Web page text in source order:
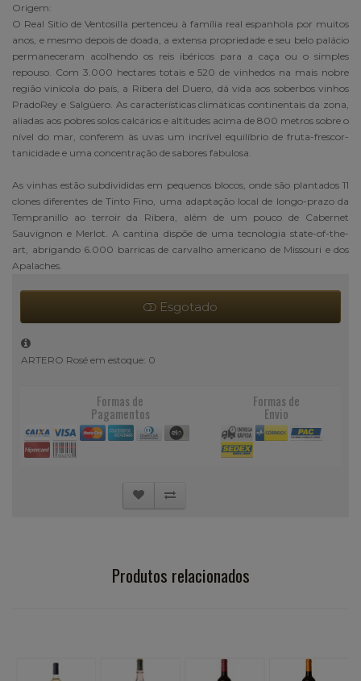
Origem:
O Real Sitio de Ventosilla pertenceu à família real espanhola por muitos
anos, e mesmo depois de doada, a extensa propriedade e seu belo palácio
permaneceram acolhendo os reis ibéricos para a caça ou o simples
repouso. Com 3.000 hectares totais e 520 de vinhedos na mais nobre
região vinícola do país, a Ribera del Duero, dá vida aos soberbos vinhos
PradoRey e Salgüero. As características climáticas continentais da zona,
aliadas aos pobres solos calcários e altitudes acima de 800 metros sobre o
nível do mar, conferem às uvas um incrível equilíbrio de fruta-frescor-
tanicidade e uma concentração de sabores fabulosa.
As vinhas estão subdivididas em pequenos blocos, onde são plantados 11
clones diferentes de Tinto Fino, uma adaptação local de longo-prazo da
Tempranillo ao terroir da Ribera, além de um pouco de Cabernet
Sauvignon e Merlot. A cantina dispõe de uma tecnologia state-of-the-
art, abrigando 6.000 barricas de carvalho americano de Missouri e dos
Apalaches.
Esgotado
ARTERO Rosé em estoque: 0
Formas de
Pagamentos
Formas de
Envio
Produtos relacionados